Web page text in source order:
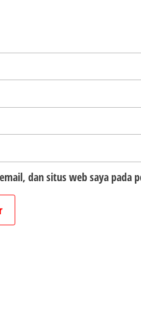
dan situs web saya